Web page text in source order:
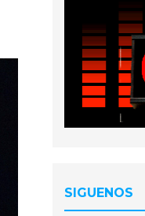
SIGUENOS